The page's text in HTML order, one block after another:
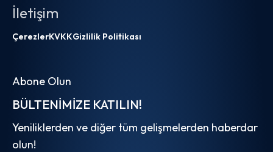
İletişim
ÇerezlerKVKKGizlilik Politikası
Abone Olun
BÜLTENIMIZE KATILIN!
Yeniliklerden ve diğer tüm gelişmelerden haberdar
olun!